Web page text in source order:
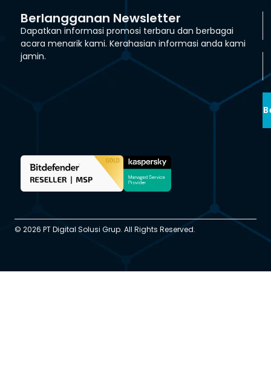
Berlangganan Newsletter
Dapatkan informasi promosi terbaru dan berbagai
acara menarik kami. Kerahasian informasi anda kami
jamin.
© 2026 PT Digital Solusi Grup. All Rights Reserved.